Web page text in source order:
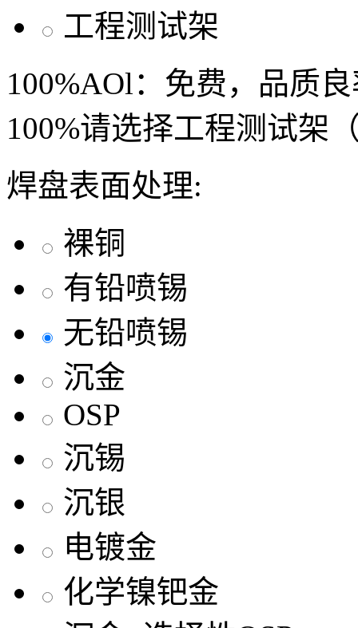
工程测试架
100%AOl：免费，品质
100%请选择工程测试架
焊盘表面处理:
裸铜
有铅喷锡
无铅喷锡
沉金
OSP
沉锡
沉银
电镀金
化学镍钯金